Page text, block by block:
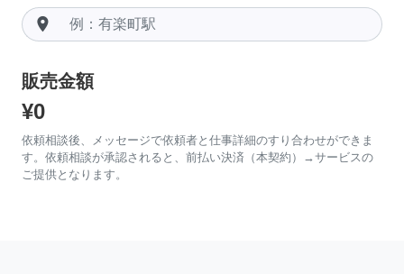
room
販売金額
¥0
依頼相談後、メッセージで依頼者と仕事詳細のすり合わせができま
す。依頼相談が承認されると、前払い決済（本契約）→サービスの
ご提供となります。